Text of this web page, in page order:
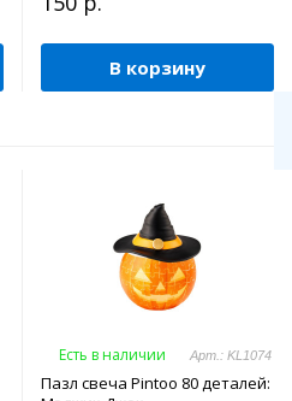
В корзину
Есть в наличии Арт.: KL1074
Пазл свеча Pintoo 80 деталей: